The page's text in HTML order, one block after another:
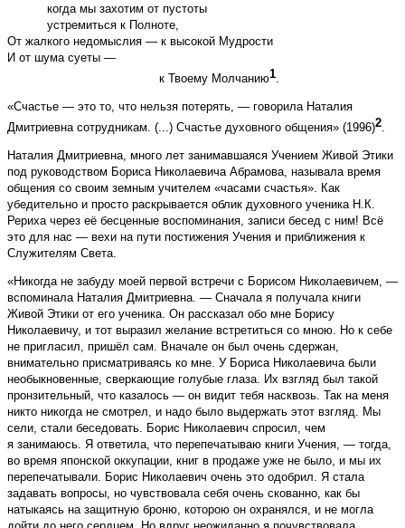
когда мы захотим от пустоты
устремиться к Полноте,
От жалкого недомыслия — к высокой Мудрости
И от шума суеты —
к Твоему Молчанию1
«Счастье — это то, что нельзя потерять, — говорила Наталия
Дмитриевна сотрудникам. (...) Счастье духовного общения» (1996)2.
Наталия Дмитриевна, много лет занимавшаяся Учением Живой Этики
под руководством Бориса Николаевича Абрамова, называла время
общения со своим земным учителем «часами счастья». Как
убедительно и просто раскрывается облик духовного ученика Н.К.
Рериха через её бесценные воспоминания, записи бесед с ним! Всё
это для нас — вехи на пути постижения Учения и приближения к
Служителям Света.
«Никогда не забуду моей первой встречи с Борисом Николаевичем, —
вспоминала Наталия Дмитриевна. — Сначала я получала книги
Живой Этики от его ученика. Он рассказал обо мне Борису
Николаевичу, и тот выразил желание встретиться со мною. Но к себе
не пригласил, пришёл сам. Вначале он был очень сдержан,
внимательно присматриваясь ко мне. У Бориса Николаевича были
необыкновенные, сверкающие голубые глаза. Их взгляд был такой
пронзительный, что казалось — он видит тебя насквозь. Так на меня
никто никогда не смотрел, и надо было выдержать этот взгляд. Мы
сели, стали беседовать. Борис Николаевич спросил, чем
я занимаюсь. Я ответила, что перепечатываю книги Учения, — тогда,
во время японской оккупации, книг в продаже уже не было, и мы их
перепечатывали. Борис Николаевич очень это одобрил. Я стала
задавать вопросы, но чувствовала себя очень скованно, как бы
натыкаясь на защитную броню, которою он охранялся, и не могла